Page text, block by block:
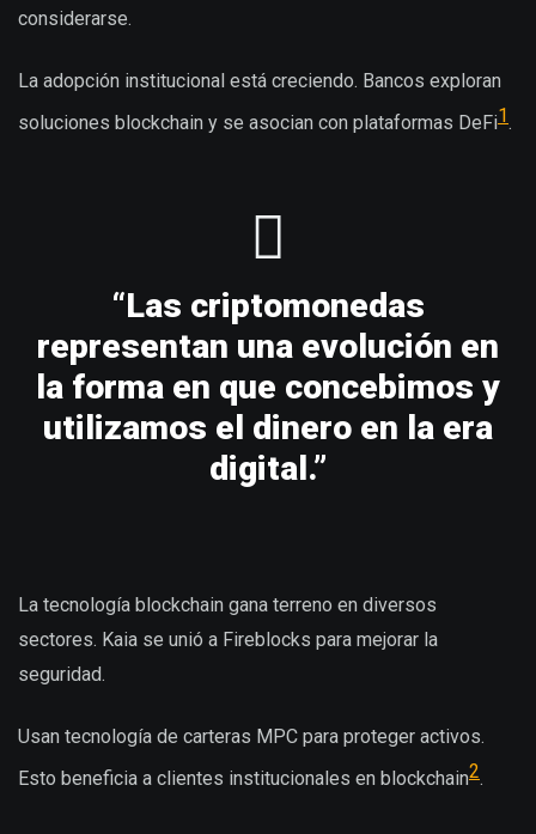
considerarse.
La adopción institucional está creciendo. Bancos exploran
soluciones blockchain y se asocian con plataformas DeFi1.
“Las criptomonedas
representan una evolución en
la forma en que concebimos y
utilizamos el dinero en la era
digital.”
La tecnología blockchain gana terreno en diversos
sectores. Kaia se unió a Fireblocks para mejorar la
seguridad.
Usan tecnología de carteras MPC para proteger activos.
Esto beneficia a clientes institucionales en blockchain2.